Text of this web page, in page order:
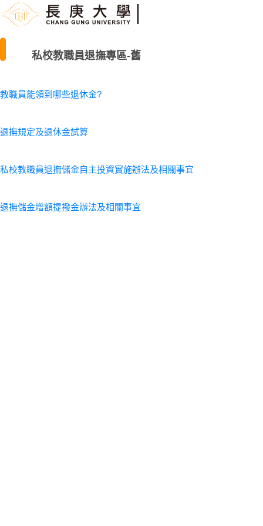
私校教職員退撫專區-舊
教職員能領到哪些退休金?
退撫規定及退休金試算
私校教職員退撫儲金自主投資實施辦法及相關事宜
退撫儲金增額提撥金辦法及相關事宜